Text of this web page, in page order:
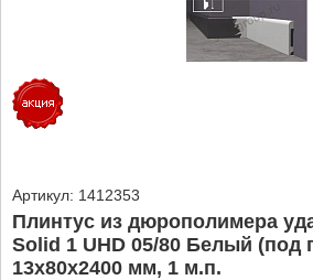
Артикул: 1412353
Плинтус из дюрополимера
Solid 1 UHD 05/80 Белый (под
13х80х2400 мм, 1 м.п.